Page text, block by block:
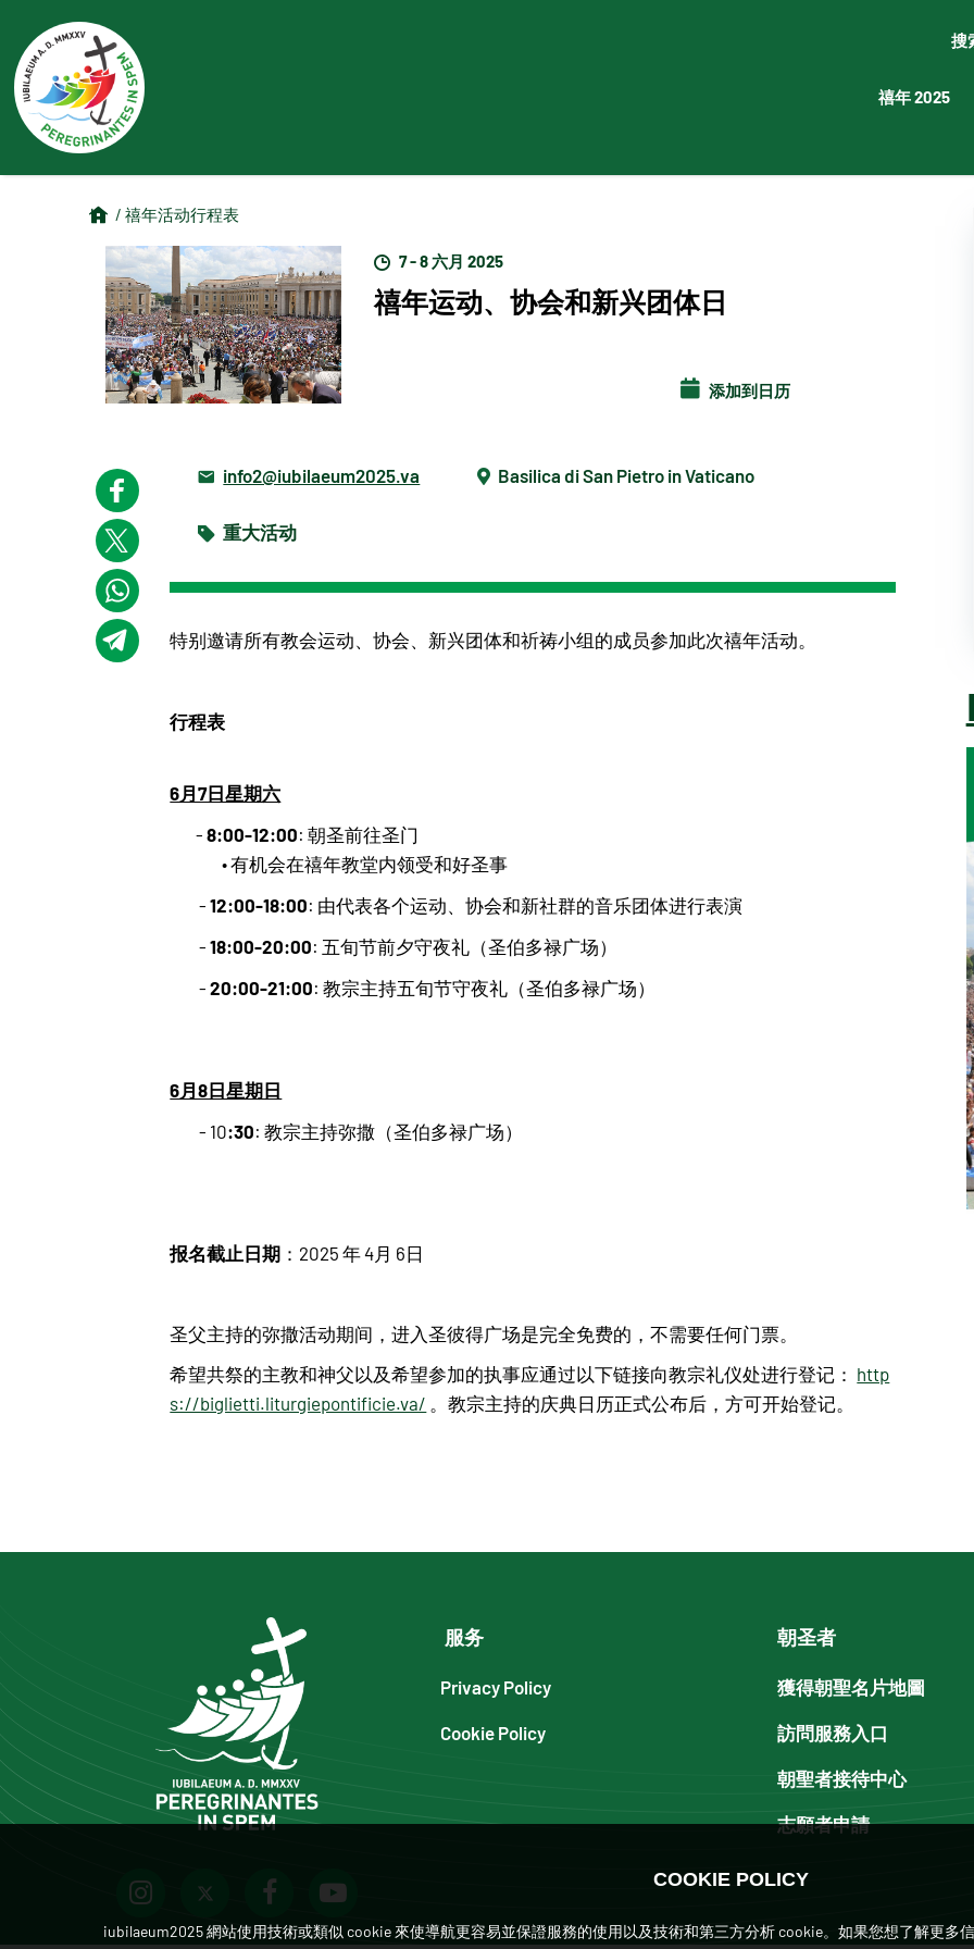
搜
禧年 2025
/ 禧年活动行程表
7 - 8 六月 2025
禧年运动、协会和新兴团体日
添加到日历
info2@iubilaeum2025.va Basilica di San Pietro in Vaticano
重大活动
特别邀请所有教会运动、协会、新兴团体和祈祷小组的成员参加此次禧年活动。
行程表
6月7日星期六
-8:00-12:00: 朝圣前往圣门
• 有机会在禧年教堂内领受和好圣事
-12:00-18:00: 由代表各个运动、协会和新社群的音乐团体进行表演
-18:00-20:00: 五旬节前夕守夜礼（圣伯多禄广场）
-20:00-21:00: 教宗主持五旬节守夜礼（圣伯多禄广场）
6月8日星期日
- 10:30: 教宗主持弥撒（圣伯多禄广场）
报名截止日期 ：2025 年 4月 6日
圣父主持的弥撒活动期间，进入圣彼得广场是完全免费的，不需要任何门票。
希望共祭的主教和神父以及希望参加的执事应通过以下链接向教宗礼仪处进行登记： http
s://biglietti.liturgiepontificie.va/ 。教宗主持的庆典日历正式公布后，方可开始登记。
服务
Privacy Policy
Cookie Policy
朝圣者
獲得朝聖名片地圖
訪問服務入口
朝聖者接待中心
志願者申請
COOKIE POLICY
iubilaeum2025 網站使用技術或類似 cookie 來使導航更容易並保證服務的使用以及技術和第三方分析 cookie。如果您想了解更多